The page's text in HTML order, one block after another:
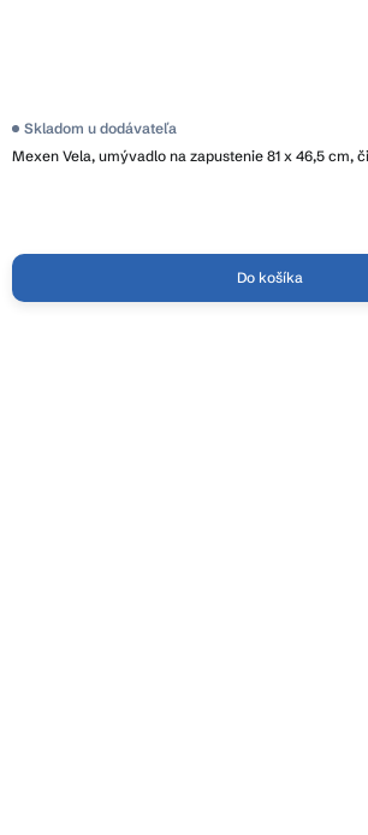
Mexen Vela, umývadlo na zapustenie 81 x 46,5 cm,
Skladom u dodávateľa
Do košíka